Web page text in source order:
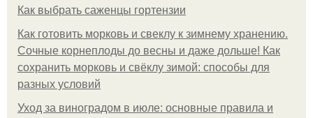
Как выбрать саженцы гортензии
Как готовить морковь и свеклу к зимнему хранению.
Сочные корнеплоды до весны и даже дольше! Как
сохранить морковь и свёклу зимой: способы для
разных условий
Уход за виноградом в июле: основные правила и